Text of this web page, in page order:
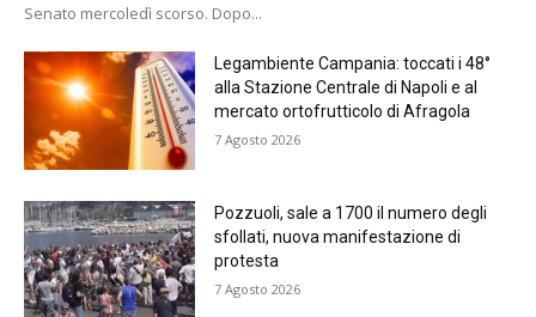
Senato mercoledì scorso. Dopo...
Legambiente Campania: toccati i 48°
alla Stazione Centrale di Napoli e al
mercato ortofrutticolo di Afragola
7 Agosto 2026
Pozzuoli, sale a 1700 il numero degli
sfollati, nuova manifestazione di
protesta
7 Agosto 2026